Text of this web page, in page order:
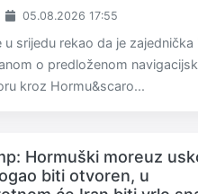
05.08.2026 17:55
u srijedu rekao da je zajednička
o predloženom
kroz Hormu&scaro...
Hormuški moreuz
biti otvoren, u